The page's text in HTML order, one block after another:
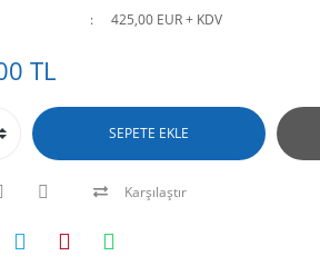
425,00 EUR + KDV
TL
SEPETE EKLE
Karşılaştır